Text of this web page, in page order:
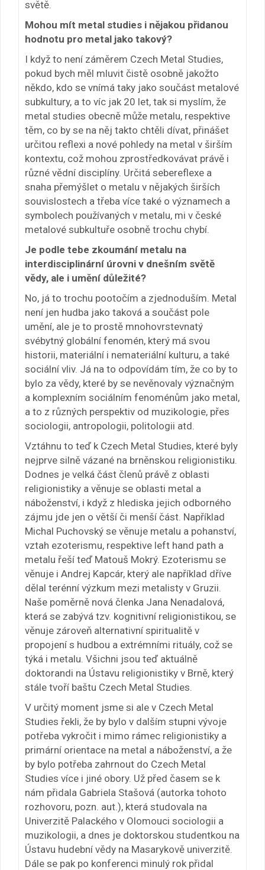
světě.
Mohou mít metal studies i nějakou přidanou
hodnotu pro metal jako takový?
I když to není záměrem Czech Metal Studies,
pokud bych měl mluvit čistě osobně jakožto
někdo, kdo se vnímá taky jako součást metalové
subkultury, a to víc jak 20 let, tak si myslím, že
metal studies obecně může metalu, respektive
těm, co by se na něj takto chtěli dívat, přinášet
určitou reflexi a nové pohledy na metal v širším
kontextu, což mohou zprostředkovávat právě i
různé vědní disciplíny. Určitá sebereflexe a
snaha přemýšlet o metalu v nějakých širších
souvislostech a třeba více také o významech a
symbolech používaných v metalu, mi v české
metalové subkultuře osobně trochu chybí.
Je podle tebe zkoumání metalu na
interdisciplinární úrovni v dnešním světě
vědy, ale i umění důležité?
No, já to trochu pootočím a zjednoduším. Metal
není jen hudba jako taková a součást pole
umění, ale je to prostě mnohovrstevnatý
svébytný globální fenomén, který má svou
historii, materiální i nemateriální kulturu, a také
sociální vliv. Já na to odpovídám tím, že co by to
bylo za vědy, které by se nevěnovaly význačným
a komplexním sociálním fenoménům jako metal,
a to z různých perspektiv od muzikologie, přes
sociologii, antropologii, politologii atd.
Vztáhnu to teď k Czech Metal Studies, které byly
nejprve silně vázané na brněnskou religionistiku.
Dodnes je velká část členů právě z oblasti
religionistiky a věnuje se oblasti metal a
náboženství, i když z hlediska jejich odborného
zájmu jde jen o větší či menší část. Například
Michal Puchovský se věnuje metalu a pohanství,
vztah ezoterismu, respektive left hand path a
metalu řeší teď Matouš Mokrý. Ezoterismu se
věnuje i Andrej Kapcár, který ale například dříve
dělal terénní výzkum mezi metalisty v Gruzii.
Naše poměrně nová členka Jana Nenadalová,
která se zabývá tzv. kognitivní religionistikou, se
věnuje zároveň alternativní spiritualitě v
propojení s hudbou a extrémními rituály, což se
týká i metalu. Všichni jsou teď aktuálně
doktorandi na Ústavu religionistiky v Brně, který
stále tvoří baštu Czech Metal Studies.
V určitý moment jsme si ale v Czech Metal
Studies řekli, že by bylo v dalším stupni vývoje
potřeba vykročit i mimo rámec religionistiky a
primární orientace na metal a náboženství, a že
by bylo potřeba zahrnout do Czech Metal
Studies více i jiné obory. Už před časem se k
nám přidala Gabriela Stašová (autorka tohoto
rozhovoru, pozn. aut.), která studovala na
Univerzitě Palackého v Olomouci sociologii a
muzikologii, a dnes je doktorskou studentkou na
Ústavu hudební vědy na Masarykově univerzitě.
Dále se pak po konferenci minulý rok přidal